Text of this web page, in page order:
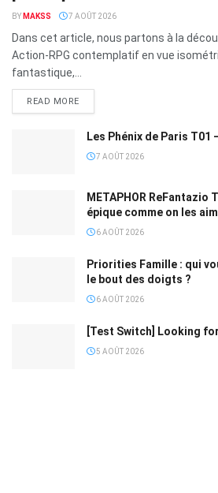
BY MAKSS 7 AOÛT 2026
Dans cet article, nous partons à la
Action-RPG contemplatif en vue
fantastique,...
READ MORE
Les Phénix de Paris T01
7 AOÛT 2026
METAPHOR ReFantazio
épique comme on les
6 AOÛT 2026
Priorities Famille : qui
le bout des doigts ?
6 AOÛT 2026
[Test Switch] Looking for
5 AOÛT 2026